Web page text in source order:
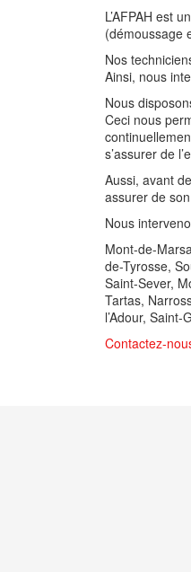
L’AFPAH est
(démoussage
Nos
Ainsi, nous
Nous
Ceci nous
s’assurer de
Aussi, avant
assurer de
Nous
Mont-de-
de-Tyrosse,
Saint-Sever,
Tartas,
l’Adour,
Contactez-